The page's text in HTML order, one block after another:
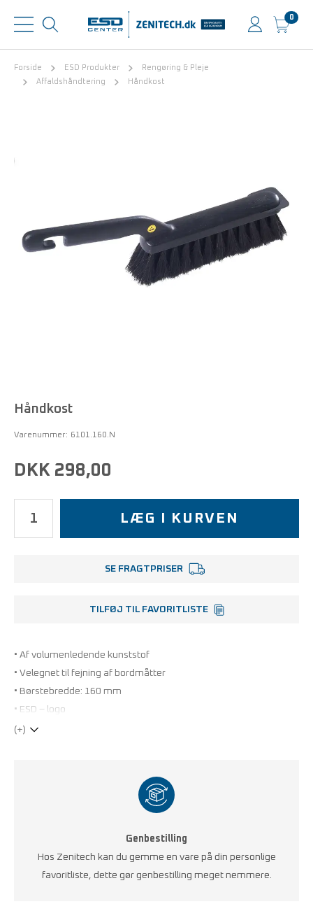
0
Forside ESD Produkter
Rengøring & Pleje
Affaldshåndtering
Håndkost
Håndkost
Varenummer: 6101.160.N
DKK 298,00
LÆG I KURVEN
SE FRAGTPRISER
TILFØJ TIL FAVORITLISTE
• Af volumenledende kunststof
• Velegnet til fejning af bordmåtter
• Børstebredde: 160 mm
• ESD – logo
(+)
Genbestilling
Hos Zenitech kan du gemme en vare på din personlige
favoritliste, dette gør genbestilling meget nemmere.